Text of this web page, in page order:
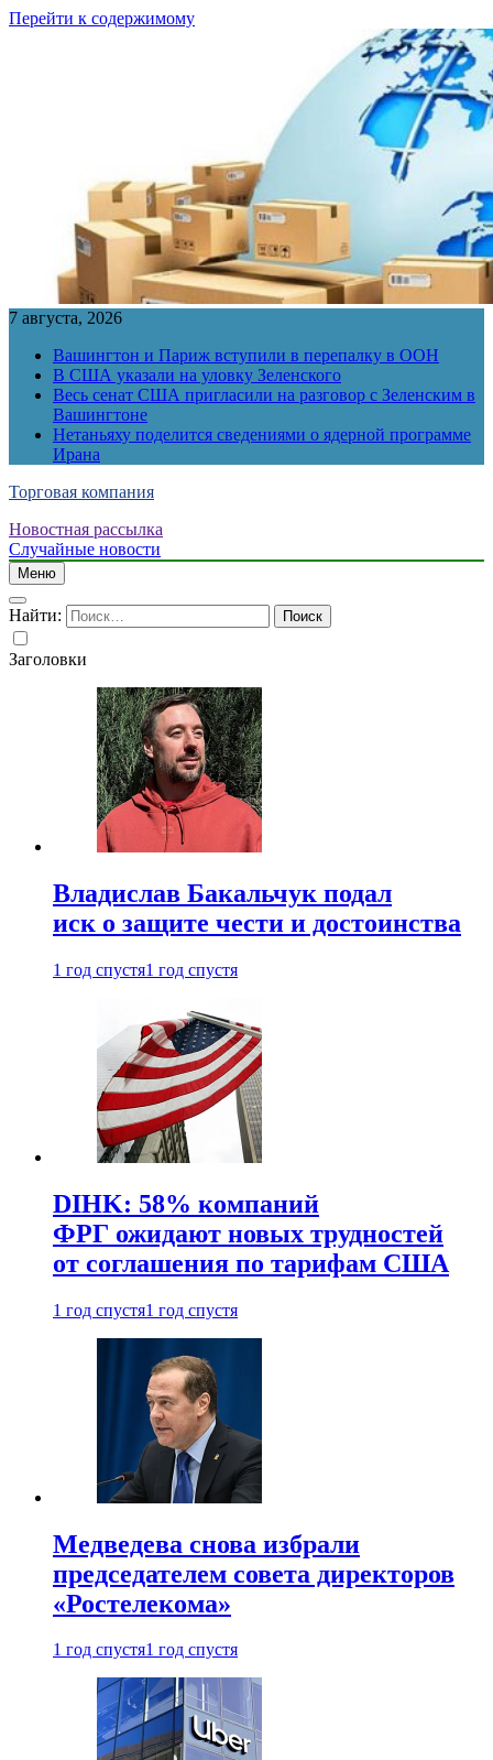
Перейти к содержимому
7 августа, 2026
Вашингтон и Париж вступили в перепалку в ООН
В США указали на уловку Зеленского
Весь сенат США пригласили на разговор с Зеленским в
Вашингтоне
Нетаньяху поделится сведениями о ядерной программе
Ирана
Торговая компания
Новостная рассылка
Случайные новости
Меню
Найти:
Заголовки
Владислав Бакальчук подал
иск о защите чести и достоинства
1 год спустя1 год спустя
DIHK: 58% компаний
ФРГ ожидают новых трудностей
от соглашения по тарифам США
1 год спустя1 год спустя
Медведева снова избрали
председателем совета директоров
«Ростелекома»
1 год спустя1 год спустя